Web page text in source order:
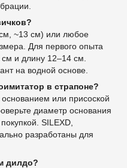
~13 см) или любое
Для первого опыта
и длину 12–14 см.
на водной основе.
в страпоне?
или присоской
диаметр основания
SILEXD,
разработаны для
дилдо?